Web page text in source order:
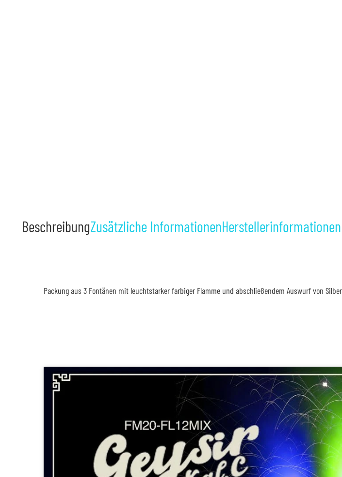
BeschreibungZusätzliche InformationenHerstellerinformationen
Packung aus 3 Fontänen mit leuchtstarker farbiger Flamme und abschließendem Auswurf von